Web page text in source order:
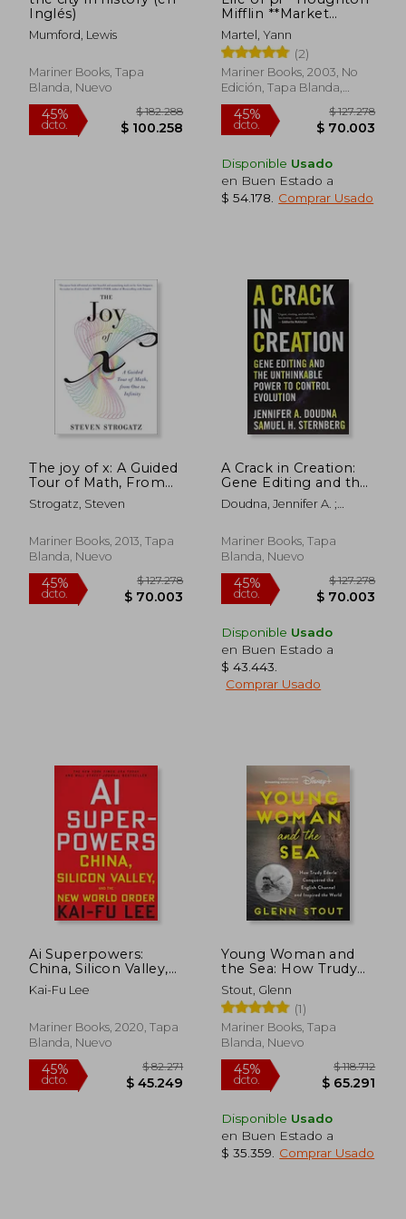
45%
$ 72.497
45%
dcto.
Inglés)
Mumford, Lewis
Mariner Books, Tapa
Blanda, Nuevo
45% $ 182.288
Mifflin **Market
Restricted** (en
Inglés)
Martel, Yann
(2)
Mariner Books, 2003, No
Edición, Tapa Blanda,
Nuevo
45%
dcto.
Disponible Usado
en Buen Estado a
$ 54.178
Comprar Usado
The joy of x: A Guided
Tour of Math, From
one to Infinity (en
Inglés)
Strogatz, Steven
Mariner Books, 2013, Tapa
Blanda, Nuevo
A Crack in Creation:
Gene Editing and the
Unthinkable Power
to Control Evolution
Doudna, Jennifer A. ;
Mariner Books, Tapa
Blanda, Nuevo
Disponible Usado
en Buen Estado a
$ 43.443
Comprar Usado
Ai Superpowers:
China, Silicon Valley,
and the new World
Order (en Inglés)
Kai-Fu Lee
Mariner Books, 2020, Tapa
Blanda, Nuevo
Young Woman and
the Sea: How Trudy
Ederle Conquered the
English Channel and
Inspired the World
(en Inglés)
Stout, Glenn
(1)
Mariner Books, Tapa
Blanda, Nuevo
Disponible Usado
en Buen Estado a
$ 35.359
Comprar Usado